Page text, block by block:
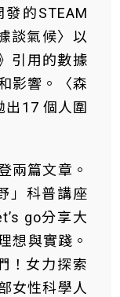
的STEAM
談氣候〉以
引用的數據
影響。〈森
出17 個人圍
兩篇文章。
」科普講座
go分享大
想與實踐。
！女力探索
女性科學人